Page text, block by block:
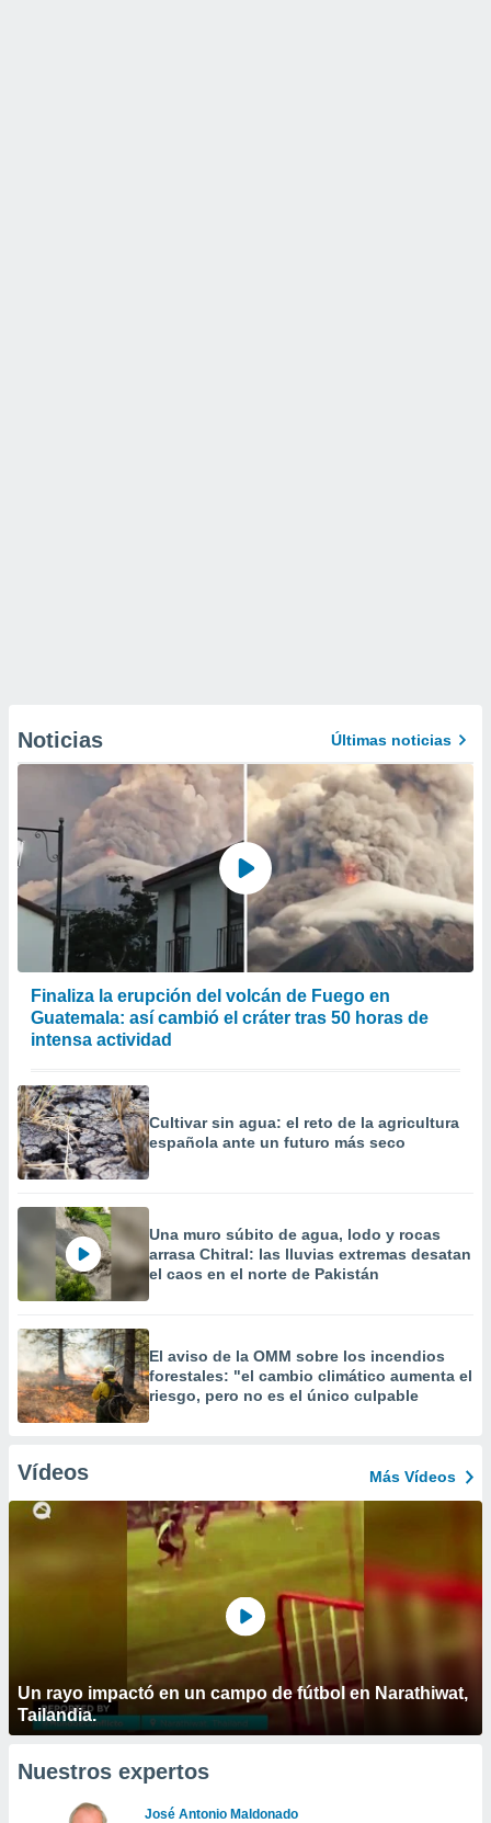
Noticias Últimas noticias
Finaliza la erupción del volcán de Fuego en
Guatemala: así cambió el cráter tras 50 horas de
intensa actividad
Cultivar sin agua: el reto de la agricultura
española ante un futuro más seco
Una muro súbito de agua, lodo y rocas
arrasa Chitral: las lluvias extremas desatan
el caos en el norte de Pakistán
El aviso de la OMM sobre los incendios
forestales: "el cambio climático aumenta el
riesgo, pero no es el único culpable
Vídeos Más Vídeos
Un rayo impactó en un campo de fútbol en Narathiwat,
Tailandia.
Nuestros expertos
José Antonio Maldonado